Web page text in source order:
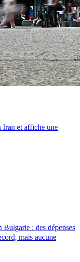
Iran et affiche une
Bulgarie : des dépenses
mais aucune